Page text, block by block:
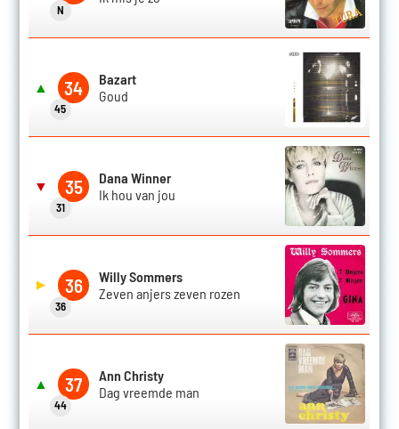
N
▲ 34
45
Bazart
Goud
▼ 35
31
Dana Winner
Ik hou van jou
▶ 36
36
Willy Sommers
Zeven anjers zeven rozen
▲ 37
44
Ann Christy
Dag vreemde man